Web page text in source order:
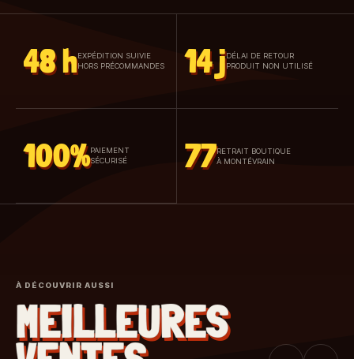
48 h EXPÉDITION SUIVIE
HORS PRÉCOMMANDES
14 jDÉLAI DE RETOUR
PRODUIT NON UTILISÉ
100% PAIEMENT
SÉCURISÉ
77RETRAIT BOUTIQUE
À MONTÉVRAIN
À DÉCOUVRIR AUSSI
MEILLEURES